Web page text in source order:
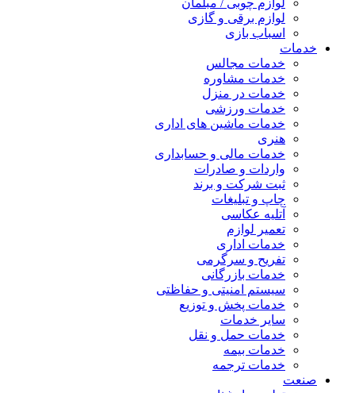
لوازم چوبی / مبلمان
لوازم برقی و گازی
اسباب بازی
خدمات
خدمات مجالس
خدمات مشاوره
خدمات در منزل
خدمات ورزشی
خدمات ماشین های اداری
هنری
خدمات مالی و حسابداری
واردات و صادرات
ثبت شرکت و برند
چاپ و تبلیغات
آتلیه عکاسی
تعمیر لوازم
خدمات اداری
تفریح و سرگرمی
خدمات بازرگانی
سیستم امنیتی و حفاظتی
خدمات پخش و توزیع
سایر خدمات
خدمات حمل و نقل
خدمات بیمه
خدمات ترجمه
صنعت